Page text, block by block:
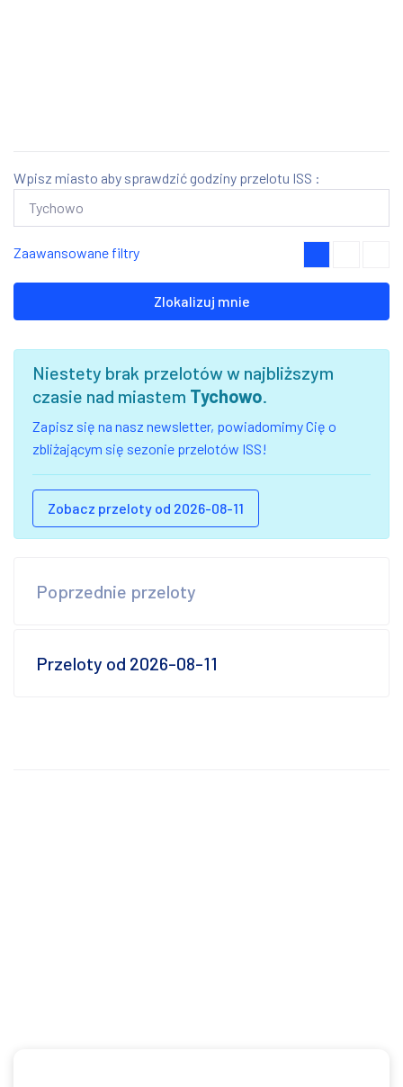
Wpisz miasto aby sprawdzić godziny przelotu ISS :
Zaawansowane filtry
Zlokalizuj mnie
Niestety brak przelotów w najbliższym
czasie nad miastem Tychowo.
Zapisz się na nasz newsletter, powiadomimy Cię o
zbliżającym się sezonie przelotów ISS!
Zobacz przeloty od 2026-08-11
Poprzednie przeloty
Przeloty od 2026-08-11